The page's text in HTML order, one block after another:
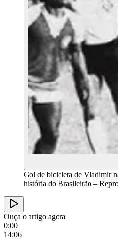
Gol de bicicleta de Vladimir
história do Brasileirão –
Ouça o artigo agora
0:00
14:06